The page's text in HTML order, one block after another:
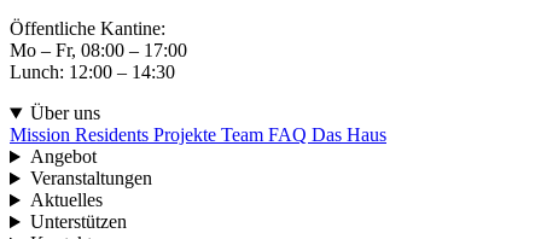
Öffentliche Kantine:
Mo – Fr, 08:00 – 17:00
Lunch: 12:00 – 14:30
Über uns
Mission Residents Projekte Team FAQ Das Haus
Angebot
Veranstaltungen
Aktuelles
Unterstützen